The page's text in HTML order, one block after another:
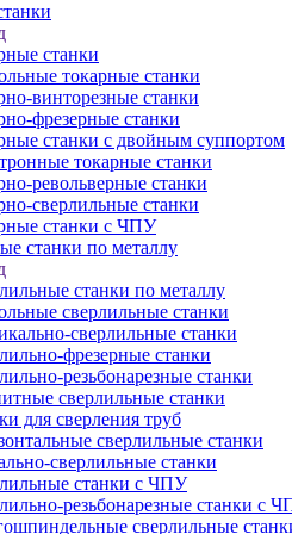
станки
токарные станки
винторезные станки
фрезерные станки
станки с двойным суппортом
токарные станки
револьверные станки
сверлильные станки
станки с ЧПУ
станки по металлу
станки по металлу
сверлильные станки
сверлильные станки
фрезерные станки
резьбонарезные станки
сверлильные станки
для сверления труб
сверлильные станки
сверлильные станки
станки с ЧПУ
резьбонарезные станки с
сверлильные